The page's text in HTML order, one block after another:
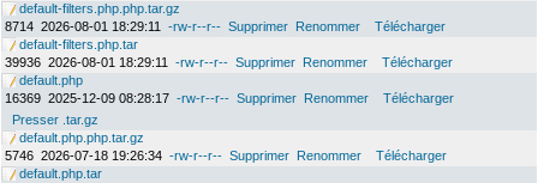
default-filters.php.php.tar.gz
8714 2026-08-01 18:29:11 -rw-r--r-- Supprimer Renommer
Télécharger
default-filters.php.tar
39936 2026-08-01 18:29:11 -rw-r--r-- Supprimer Renommer
Télécharger
default.php
16369 2025-12-09 08:28:17 -rw-r--r-- Supprimer Renommer
Télécharger
Presser .tar.gz
default.php.php.tar.gz
5746 2026-07-18 19:26:34 -rw-r--r-- Supprimer Renommer
Télécharger
default.php.tar